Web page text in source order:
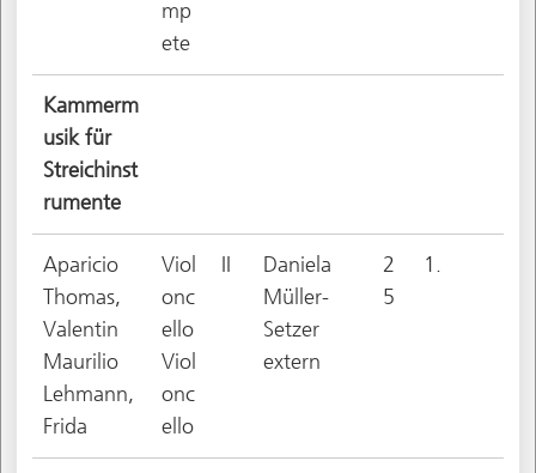
mp
ete
Kammerm
usik für
Streichinst
rumente
Aparicio
Thomas,
Valentin
Maurilio
Lehmann,
Frida
Viol
onc
ello
Viol
onc
ello
II
Daniela
Müller-
Setzer
extern
2
5
1.